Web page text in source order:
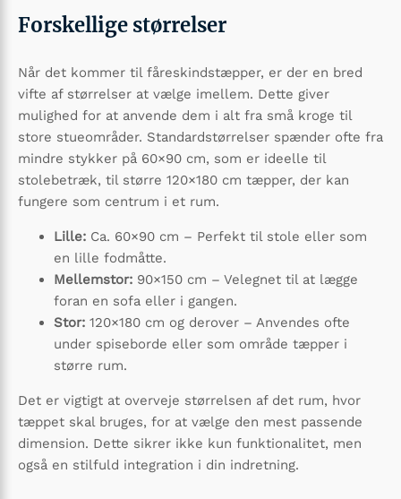
Forskellige størrelser
Når det kommer til fåreskindstæpper, er der en bred
vifte af størrelser at vælge imellem. Dette giver
mulighed for at anvende dem i alt fra små kroge til
store stueområder. Standardstørrelser spænder ofte fra
mindre stykker på 60×90 cm, som er ideelle til
stolebetræk, til større 120×180 cm tæpper, der kan
fungere som centrum i et rum.
Lille: Ca. 60×90 cm – Perfekt til stole eller som
en lille fodmåtte.
Mellemstor: 90×150 cm – Velegnet til at lægge
foran en sofa eller i gangen.
Stor: 120×180 cm og derover – Anvendes ofte
under spiseborde eller som område tæpper i
større rum.
Det er vigtigt at overveje størrelsen af det rum, hvor
tæppet skal bruges, for at vælge den mest passende
dimension. Dette sikrer ikke kun funktionalitet, men
også en stilfuld integration i din indretning.